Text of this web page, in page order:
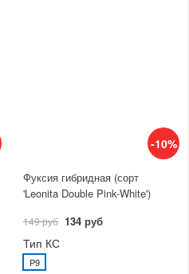
-10%
Фуксия гибридная (сорт
'Leonita Double Pink-White')
149 руб 134 руб
Тип КС
P9